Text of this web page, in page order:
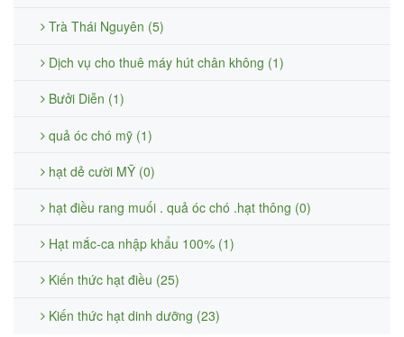
Trà Thái Nguyên (5)
Dịch vụ cho thuê máy hút chân không (1)
Bưởi Diễn (1)
quả óc chó mỹ (1)
hạt dẻ cười MỸ (0)
hạt điều rang muối . quả óc chó .hạt thông (0)
Hạt mắc-ca nhập khẩu 100% (1)
Kiến thức hạt điều (25)
Kiến thức hạt dinh dưỡng (23)